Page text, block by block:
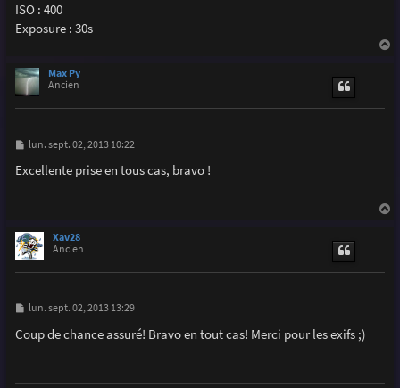
ISO : 400
Exposure : 30s
Max Py
Ancien
M
s
s
lun. sept. 02, 2013 10:22
Excellente prise en tous cas, bravo !
Xav28
Ancien
M
s
s
lun. sept. 02, 2013 13:29
Coup de chance assuré! Bravo en tout cas! Merci pour les exifs ;)